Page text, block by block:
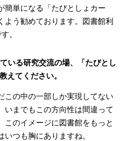
簡単になる「たびとしょカー
よう勧めております。図書館利
。
いる研究交流の場、「たびとし
えてください。
この中の一部しか実現してない
いまでもこの方向性は間違って
このイメージに図書館をもっと
つも胸にありますね。